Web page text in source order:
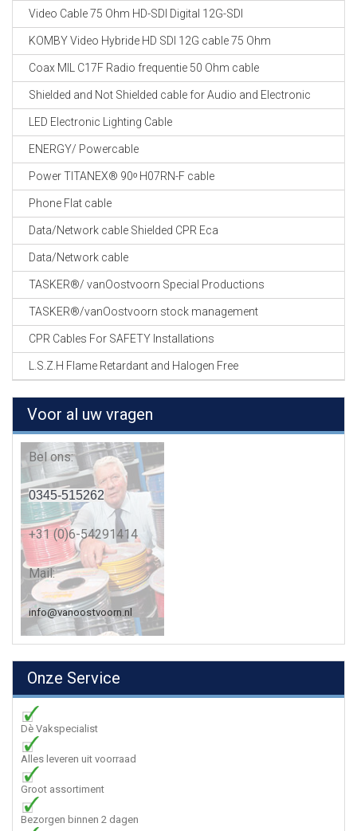
Video Cable 75 Ohm HD-SDI Digital 12G-SDI
KOMBY Video Hybride HD SDI 12G cable 75 Ohm
Coax MIL C17F Radio frequentie 50 Ohm cable
Shielded and Not Shielded cable for Audio and Electronic
LED Electronic Lighting Cable
ENERGY/ Powercable
Power TITANEX® 90ᵒ H07RN-F cable
Phone Flat cable
Data/Network cable Shielded CPR Eca
Data/Network cable
TASKER®/ vanOostvoorn Special Productions
TASKER®/vanOostvoorn stock management
CPR Cables For SAFETY Installations
L.S.Z.H Flame Retardant and Halogen Free
Voor al uw vragen
Bel ons:
0345-515262
+31 (0)6-54291414
Mail:
info@vanoostvoorn.nl
Onze Service
Dè Vakspecialist
Alles leveren uit voorraad
Groot assortiment
Bezorgen binnen 2 dagen